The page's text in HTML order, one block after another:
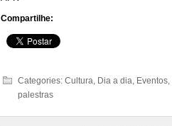
Compartilhe:
Categories: Cultura, Dia a dia, Eventos,
palestras